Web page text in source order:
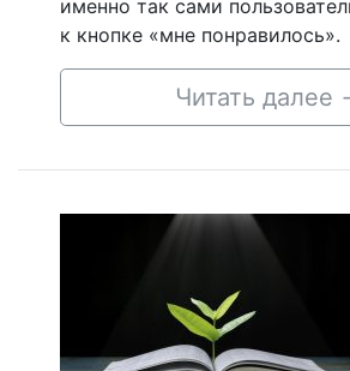
именно так сами
к кнопке «мне понравилось».
Читать далее